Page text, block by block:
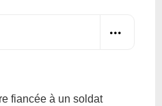
fiancée à un soldat